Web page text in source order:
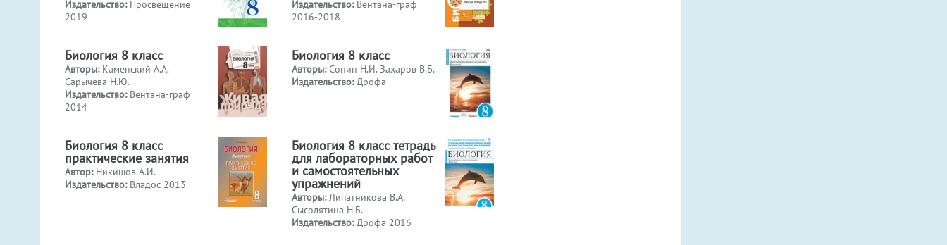
Издательство: Просвещение
2019
Издательство: Вентана-граф
2016-2018
Биология 8 класс
Авторы: Каменский А.А.
Сарычева Н.Ю.
Издательство: Вентана-граф
2014
Биология 8 класс
Авторы:Сонин Н.И. Захаров В.Б.
Издательство:Дрофа
Биология 8 класс
практические занятия
Автор: Никишов А.И.
Издательство: Владос 2013
Биология 8 класс тетрадь
для лабораторных работ
и самостоятельных
упражнений
Авторы:Липатникова В.А.
Сысолятина Н.Б.
Издательство:Дрофа 2016